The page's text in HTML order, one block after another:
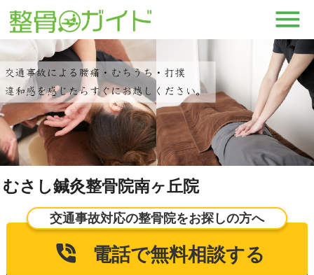
むさし鍼灸整骨院南ヶ丘院
交通事故対応の整骨院をお探しの方へ
電話で無料相談する